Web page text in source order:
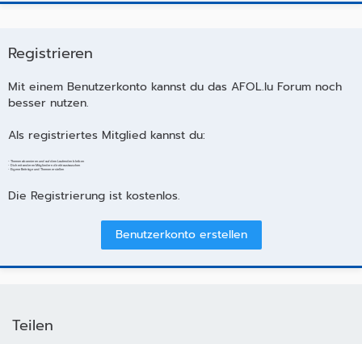
Registrieren
Mit einem Benutzerkonto kannst du das AFOL.lu Forum noch
besser nutzen.
Als registriertes Mitglied kannst du:
- Themen abonnieren und auf dem Laufenden bleiben
- Dich mit anderen Mitgliedern direkt austauschen
- Eigene Beiträge und Themen erstellen
Die Registrierung ist kostenlos.
Benutzerkonto erstellen
Teilen